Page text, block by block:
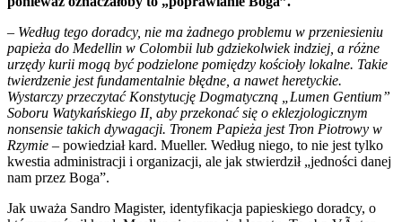
– Według tego doradcy, nie ma żadnego problemu w przeniesieniu
papieża do Medellin w Colombii lub gdziekolwiek indziej, a różne
urzędy kurii mogą być podzielone pomiędzy kościoły lokalne. Takie
twierdzenie jest fundamentalnie błędne, a nawet heretyckie.
Wystarczy przeczytać Konstytucję Dogmatyczną „Lumen Gentium”
Soboru Watykańskiego II, aby przekonać się o eklezjologicznym
nonsensie takich dywagacji. Tronem Papieża jest Tron Piotrowy w
Rzymie – powiedział kard. Mueller. Według niego, to nie jest tylko
kwestia administracji i organizacji, ale jak stwierdził „jedności danej
nam przez Boga”.
Jak uważa Sandro Magister, identyfikacja papieskiego doradcy, o